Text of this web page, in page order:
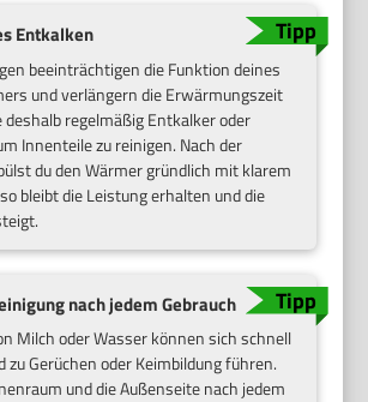
Entkalken
beeinträchtigen die Funktion deines
und verlängern die Erwärmungszeit
deshalb regelmäßig Entkalker oder
Innenteile zu reinigen. Nach der
du den Wärmer gründlich mit klarem
bleibt die Leistung erhalten und die
nach jedem Gebrauch
Milch oder Wasser können sich schnell
Gerüchen oder Keimbildung führen.
und die Außenseite nach jedem